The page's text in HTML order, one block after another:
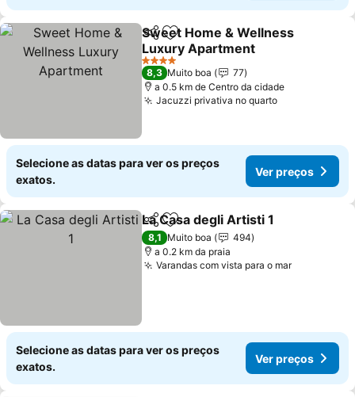
PartilharAdicionar aos favoritos
Sweet Home & Wellness
Luxury Apartment
Ver preços
4 Estrelas
8,3 Muito boa
77
a 0.5 km de Centro da cidade
Jacuzzi privativa no quartoVer preços
Selecione as datas para ver os preços
exatos.
Ver preços
PartilharAdicionar aos favoritos
La Casa degli Artisti 1
8,1 Muito boa
494
a 0.2 km da praia
Varandas com vista para o marVer
Selecione as datas para ver os preços
exatos.
Ver preços